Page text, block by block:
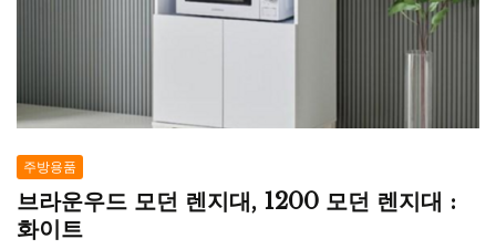
주방용품
브라운우드 모던 렌지대, 1200 모던 렌지대 :
화이트